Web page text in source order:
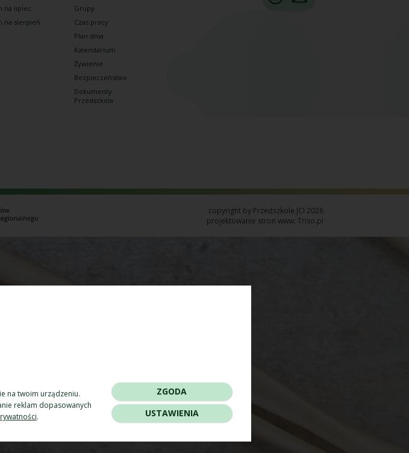
na lipiec
na sierpień
Grupy
Czas pracy
Plan dnia
Kalendarium
Żywienie
Bezpieczeństwo
Dokumenty
Przedszkola
copyright by Przedszkole JCI 2026
projektowanie stron www: Triso.pl
na twoim urządzeniu.
reklam dopasowanych
.
ZGODA
USTAWIENIA